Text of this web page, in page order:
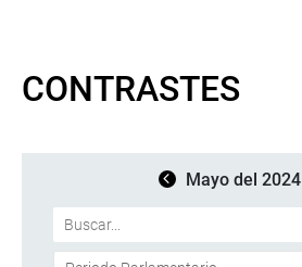
CONTRASTES
Mayo del 2024